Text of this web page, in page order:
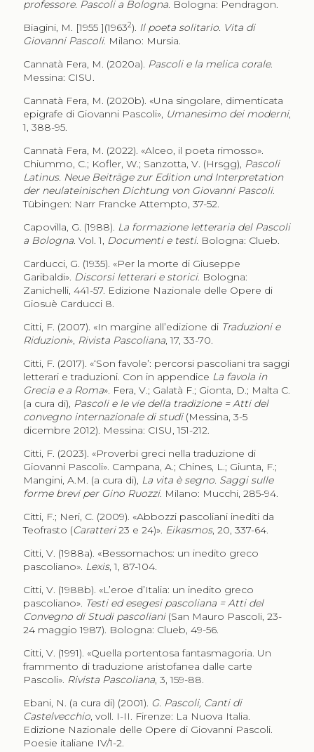
professore. Pascoli a Bologna. Bologna: Pendragon.
Biagini, M. [1955 ](19632). Il poeta solitario. Vita di
Giovanni Pascoli. Milano: Mursia.
Cannatà Fera, M. (2020a). Pascoli e la melica corale.
Messina: CISU.
Cannatà Fera, M. (2020b). «Una singolare, dimenticata
epigrafe di Giovanni Pascoli», Umanesimo dei moderni,
1, 388-95.
Cannatà Fera, M. (2022). «Alceo, il poeta rimosso».
Chiummo, C.; Kofler, W.; Sanzotta, V. (Hrsgg), Pascoli
Latinus. Neue Beiträge zur Edition und Interpretation
der neulateinischen Dichtung von Giovanni Pascoli.
Tübingen: Narr Francke Attempto, 37-52.
Capovilla, G. (1988). La formazione letteraria del Pascoli
a Bologna. Vol. 1, Documenti e testi. Bologna: Clueb.
Carducci, G. (1935). «Per la morte di Giuseppe
Garibaldi». Discorsi letterari e storici. Bologna:
Zanichelli, 441-57. Edizione Nazionale delle Opere di
Giosuè Carducci 8.
Citti, F. (2007). «In margine all’edizione di Traduzioni e
Riduzioni», Rivista Pascoliana, 17, 33-70.
Citti, F. (2017). «‘Son favole’: percorsi pascoliani tra saggi
letterari e traduzioni. Con in appendice La favola in
Grecia e a Roma». Fera, V.; Galatà F.; Gionta, D.; Malta C.
(a cura di), Pascoli e le vie della tradizione = Atti del
convegno internazionale di studi(Messina, 3-5
dicembre 2012). Messina: CISU, 151-212.
Citti, F. (2023). «Proverbi greci nella traduzione di
Giovanni Pascoli». Campana, A.; Chines, L.; Giunta, F.;
Mangini, A.M. (a cura di), La vita è segno. Saggi sulle
forme brevi per Gino Ruozzi. Milano: Mucchi, 285-94.
Citti, F.; Neri, C. (2009). «Abbozzi pascoliani inediti da
Teofrasto (Caratteri23 e 24)». Eikasmos, 20, 337-64.
Citti, V. (1988a). «Bessomachos: un inedito greco
pascoliano». Lexis, 1, 87-104.
Citti, V. (1988b). «L’eroe d’Italia: un inedito greco
pascoliano». Testi ed esegesi pascoliana = Atti del
Convegno di Studi pascoliani(San Mauro Pascoli, 23-
24 maggio 1987). Bologna: Clueb, 49-56.
Citti, V. (1991). «Quella portentosa fantasmagoria. Un
frammento di traduzione aristofanea dalle carte
Pascoli». Rivista Pascoliana, 3, 159-88.
Ebani, N. (a cura di) (2001). G. Pascoli, Canti di
Castelvecchio, voll. I-II. Firenze: La Nuova Italia.
Edizione Nazionale delle Opere di Giovanni Pascoli.
Poesie italiane IV/1-2.